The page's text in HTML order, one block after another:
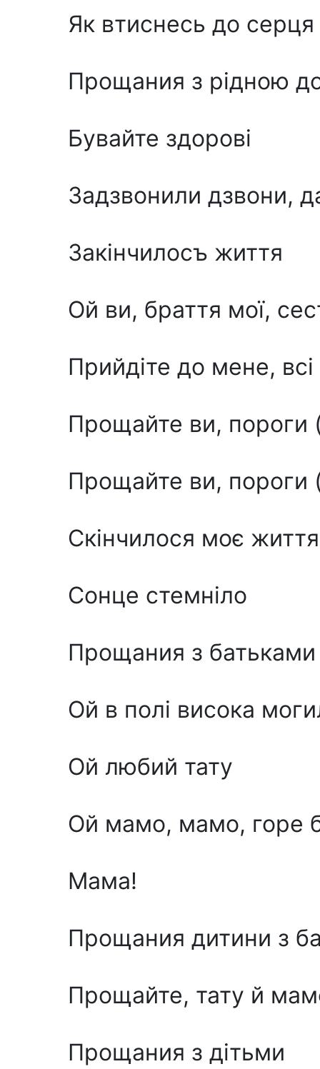
Як втиснесь до серця
Прощания з рідною
Бувайте здорові
Задзвонили дзвони,
Закінчилосъ життя
Ой ви, браття мої,
Прийдіте до мене, всі
Прощайте ви, пороги
Прощайте ви, пороги
Скінчилося моє життя
Сонце стемніло
Прощания з батьками
Ой в полі висока
Ой любий тату
Ой мамо, мамо, горе
Мама!
Прощания дитини з
Прощайте, тату й
Прощания з дітьми